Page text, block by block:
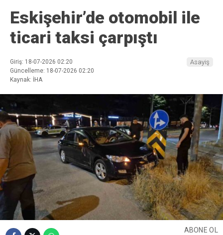
Eskişehir’de otomobil ile
ticari taksi çarpıştı
Giriş: 18-07-2026 02:20
Güncelleme: 18-07-2026 02:20
Kaynak: İHA
Asayiş
ABONE OL